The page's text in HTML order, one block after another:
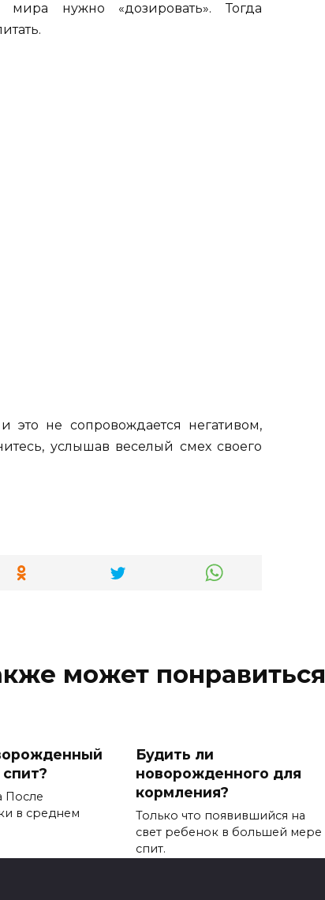
нужно «дозировать». Тогда
не сопровождается негативом,
услышав веселый смех своего
может понравиться
После
в среднем
Будить ли
новорожденного для
кормления?
Только что появившийся на
свет ребенок в большей мере
спит.